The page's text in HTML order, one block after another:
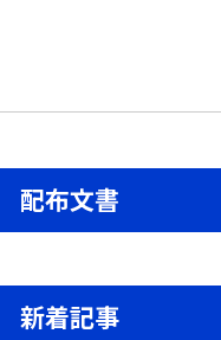
配布文書
新着記事